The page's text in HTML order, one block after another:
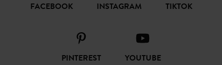
FACEBOOK INSTAGRAM TIKTOK
PINTEREST YOUTUBE